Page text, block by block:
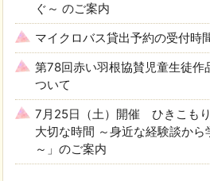
ぐ～ のご案内
マイクロバス貸出予約の受付時
第78回赤い羽根協賛児童生徒作
ついて
7月25日（土）開催 ひきこも
大切な時間 ～身近な経験談から
～」のご案内